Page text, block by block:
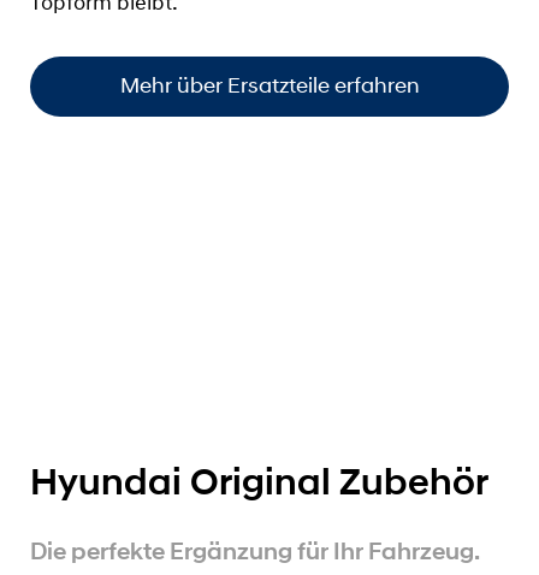
Mehr über Ersatzteile erfahren
Hyundai Original Zubehör
Die perfekte Ergänzung für Ihr Fahrzeug.